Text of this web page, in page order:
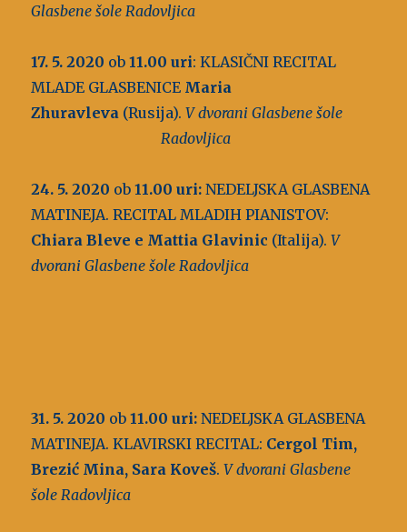
Glasbene šole Radovljica
17. 5. 2020 ob11.00 uri: KLASIČNI RECITAL
MLADE GLASBENICE Maria
Zhuravleva (Rusija).V dvorani Glasbene šole
Radovljica
24. 5. 2020 ob 11.00 uri:NEDELJSKA GLASBENA
MATINEJA. RECITAL MLADIH PIANISTOV:
Chiara Bleve e Mattia Glavinic (Italija).V
dvorani Glasbene šole Radovljica
31. 5. 2020 ob 11.00 uri:NEDELJSKA GLASBENA
MATINEJA. KLAVIRSKI RECITAL: Cergol Tim,
Brezić Mina, Sara Koveš.V dvorani Glasbene
šole Radovljica